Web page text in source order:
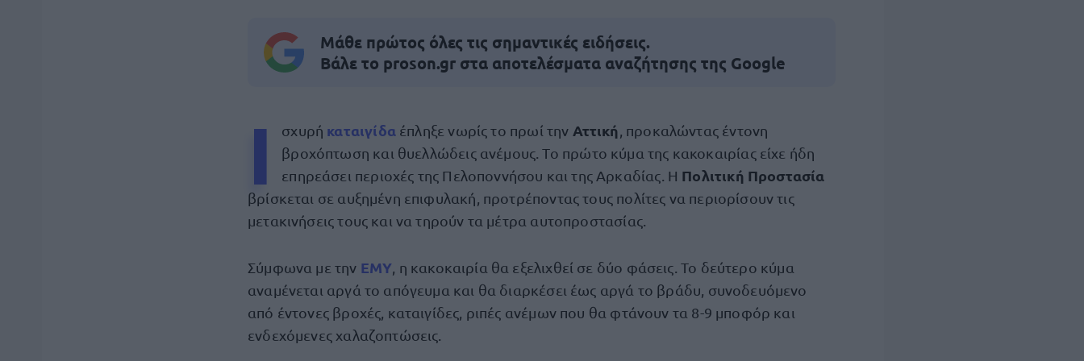
Μάθε πρώτος όλες τις σημαντικές ειδήσεις.
Βάλε το proson.gr στα αποτελέσματα αναζήτησης της Google
Ι σχυρή καταιγίδα έπληξε νωρίς το πρωί την Αττική , προκαλώντας έντονη
βροχόπτωση και θυελλώδεις ανέμους. Το πρώτο κύμα της κακοκαιρίας είχε ήδη
επηρεάσει περιοχές της Πελοποννήσου και της Αρκαδίας. Η Πολιτική Προστασία
βρίσκεται σε αυξημένη επιφυλακή, προτρέποντας τους πολίτες να περιορίσουν τις
μετακινήσεις τους και να τηρούν τα μέτρα αυτοπροστασίας.
Σύμφωνα με την ΕΜΥ , η κακοκαιρία θα εξελιχθεί σε δύο φάσεις. Το δεύτερο κύμα
αναμένεται αργά το απόγευμα και θα διαρκέσει έως αργά το βράδυ, συνοδευόμενο
από έντονες βροχές, καταιγίδες, ριπές ανέμων που θα φτάνουν τα 8-9 μποφόρ και
ενδεχόμενες χαλαζοπτώσεις.